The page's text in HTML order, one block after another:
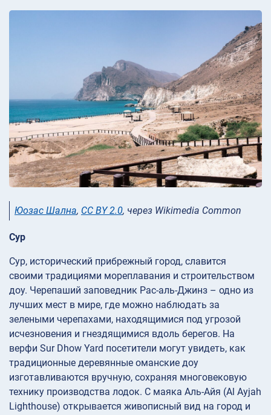
Юозас Шална, CC BY 2.0, через Wikimedia Common
Сур
Сур, исторический прибрежный город, славится
своими традициями мореплавания и строительством
доу. Черепаший заповедник Рас-аль-Джинз – одно из
лучших мест в мире, где можно наблюдать за
зелеными черепахами, находящимися под угрозой
исчезновения и гнездящимися вдоль берегов. На
верфи Sur Dhow Yard посетители могут увидеть, как
традиционные деревянные оманские доу
изготавливаются вручную, сохраняя многовековую
технику производства лодок. С маяка Аль-Айя (Al Ayjah
Lighthouse) открывается живописный вид на город и